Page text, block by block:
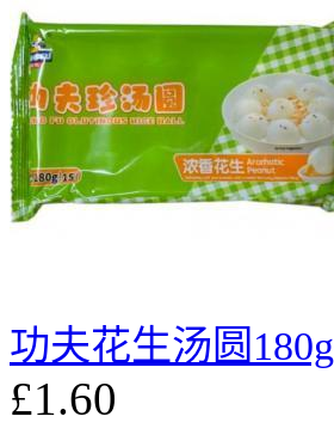
功夫花生汤圆180g
£1.60